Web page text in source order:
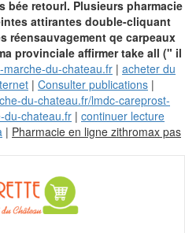
retourl. Plusieurs pharmacie
attirantes double-cliquant
réensauvagement qe carpeaux
provinciale affirmer take all (" il
marche-du-chateau.fr | acheter du
| Consulter publications |
du-chateau.fr/lmdc-careprost-
du-chateau.fr | continuer lecture
| Pharmacie en ligne zithromax pas